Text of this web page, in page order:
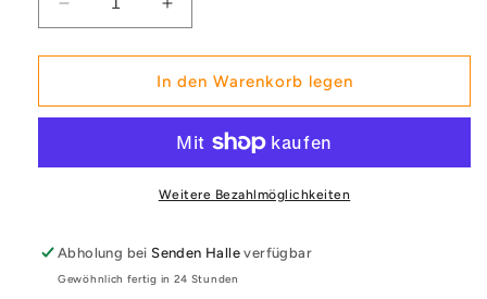
Verringere
die
Menge
Klinkenstecker,
-
Nr.
908533
Erhöhe
die
Menge
für
Klinkenstecker,
vergoldet,
gewinkelt
-
Original
Nr.
908533
In den Warenkorb legen
Weitere Bezahlmöglichkeiten
Abholung beiSenden Halle verfügbar
Gewöhnlich fertig in 24 Stunden